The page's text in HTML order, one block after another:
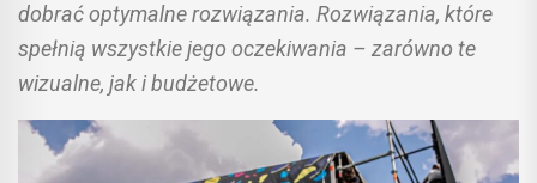
dobrać optymalne rozwiązania. Rozwiązania, które
spełnią wszystkie jego oczekiwania – zarówno te
wizualne, jak i budżetowe.